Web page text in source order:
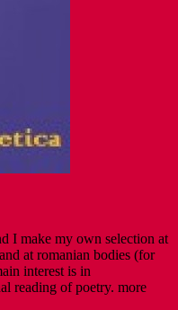
I make my own selection at
at romanian bodies (for
interest is in
reading of poetry. more